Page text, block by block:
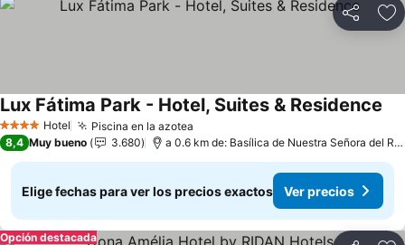
Compartir
4 EstrellasHotel Piscina en la azotea
Lux Fátima Park - Hotel, Suites & Residence
8,4 Muy bueno 3.680 a 0.6 km de: Basílica de Nuestra Señora del
Elige fechas para ver los precios exactos Ver precios
Opción destacada